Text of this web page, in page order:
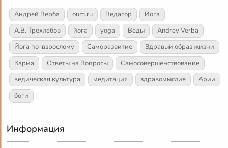
Андрей Верба oum.ru Ведагор
Йога
А.В. Трехлебов
йога yoga Веды
Andrey Verba
Йога по-взрослому
Саморазвитие
Здравый образ жизни
Карма
Ответы на Вопросы
Самосовершенствование
ведическая культура
медитация здравомыслие
Арии
боги
Информация